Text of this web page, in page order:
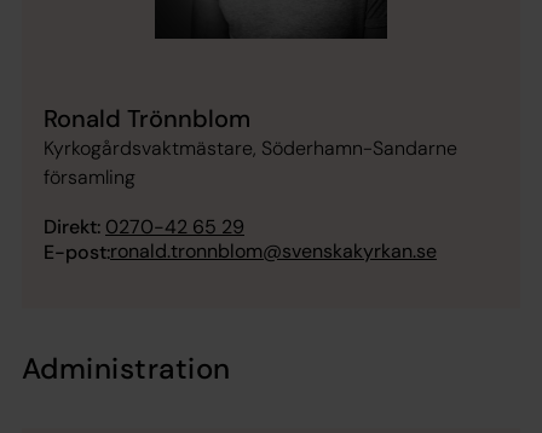
Ronald Trönnblom
Kyrkogårdsvaktmästare, Söderhamn-Sandarne
församling
Direkt: 0270-42 65 29
E-post:ronald.tronnblom@svenskakyrkan.se
Administration